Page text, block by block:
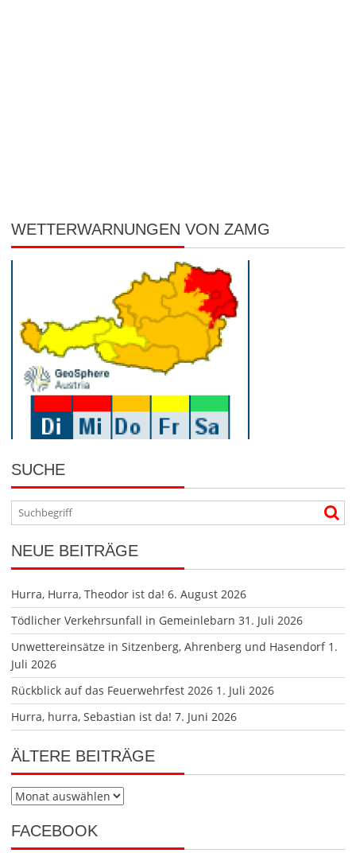
WETTERWARNUNGEN VON ZAMG
SUCHE
NEUE BEITRÄGE
Hurra, Hurra, Theodor ist da! 6. August 2026
Tödlicher Verkehrsunfall in Gemeinlebarn 31. Juli 2026
Unwettereinsätze in Sitzenberg, Ahrenberg und Hasendorf 1.
Juli 2026
Rückblick auf das Feuerwehrfest 2026 1. Juli 2026
Hurra, hurra, Sebastian ist da! 7. Juni 2026
ÄLTERE BEITRÄGE
Ältere
FACEBOOK